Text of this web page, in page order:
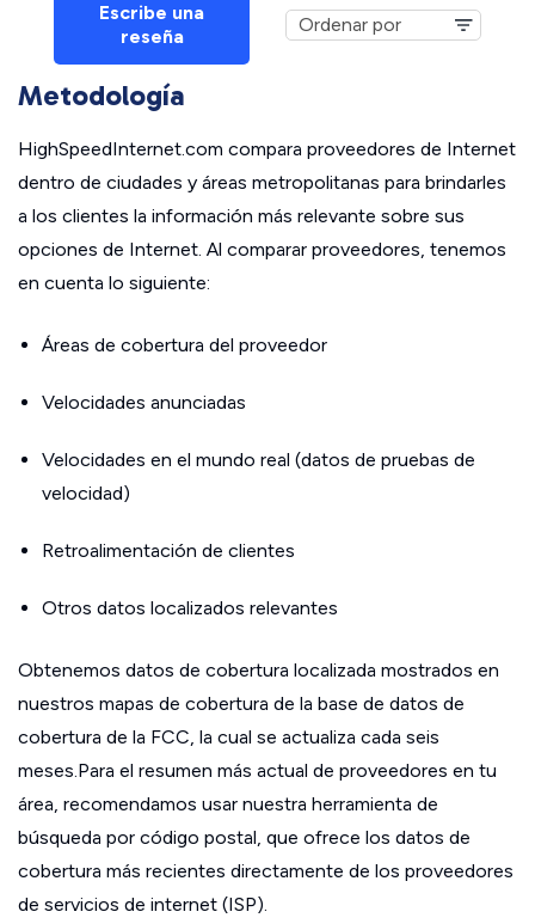
Escribe una
reseña
Metodología
HighSpeedInternet.com compara proveedores de Internet
dentro de ciudades y áreas metropolitanas para brindarles
a los clientes la información más relevante sobre sus
opciones de Internet. Al comparar proveedores, tenemos
en cuenta lo siguiente:
Áreas de cobertura del proveedor
Velocidades anunciadas
Velocidades en el mundo real (datos de pruebas de
velocidad)
Retroalimentación de clientes
Otros datos localizados relevantes
Obtenemos datos de cobertura localizada mostrados en
nuestros mapas de cobertura de la base de datos de
cobertura de la FCC, la cual se actualiza cada seis
meses.Para el resumen más actual de proveedores en tu
área, recomendamos usar nuestra herramienta de
búsqueda por código postal, que ofrece los datos de
cobertura más recientes directamente de los proveedores
de servicios de internet (ISP).